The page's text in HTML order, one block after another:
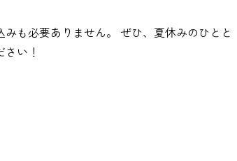
も必要ありません。 ぜひ、夏休みのひとと
い！